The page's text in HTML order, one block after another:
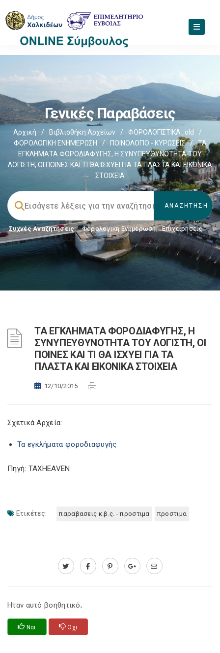
Γενικές Παραβάσεις
Αρχική / Βιβλιοθήκη Αρχείων / ΦΟΡΟΛΟΓΙΣΤΙΚΑ_old
/
ΦΟΡΟΛΟΓΙΚΗ ΕΝΗΜΕΡΩΣΗ
/ ΠΟΙΝΟΛΟΓΙΟ - ΚΥΡΩΣΕΙΣ /
ΤΑ
ΕΓΚΛΗΜΑΤΑ ΦΟΡΟΔΙΑΦΥΓΗΣ, Η ΣΥΝΥΠΕΥΘΥΝΟΤΗΤΑ ΤΟΥ
ΛΟΓΙΣΤΗ, ΟΙ ΠΟΙΝΕΣ ΚΑΙ ΤΙ ΘΑ ΙΣΧΥΕΙ ΓΙΑ ΤΑ ΠΛΑΣΤΑ ΚΑΙ ΕΙΚΟΝΙΚΑ
ΣΤΟΙΧΕΙΑ
Συχνές Αναζητήσεις: Φορολογικη Ενημέρωση, Επιχειρήσεις
ΤΑ ΕΓΚΛΗΜΑΤΑ ΦΟΡΟΔΙΑΦΥΓΗΣ, Η
ΣΥΝΥΠΕΥΘΥΝΟΤΗΤΑ ΤΟΥ ΛΟΓΙΣΤΗ, ΟΙ
ΠΟΙΝΕΣ ΚΑΙ ΤΙ ΘΑ ΙΣΧΥΕΙ ΓΙΑ ΤΑ
ΠΛΑΣΤΑ ΚΑΙ ΕΙΚΟΝΙΚΑ ΣΤΟΙΧΕΙΑ
12/10/2015
Σχετικά Αρχεία:
Τα εγκλήματα φοροδιαφυγής
Πηγή: TAXHEAVEN
Ετικέτες: παραβασεις κ.β.ς. - προστιμα προστιμα
Ηταν αυτό βοηθητικό;
Ναι Οχι